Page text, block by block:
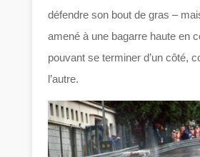
défendre son bout de gras –
amené à une bagarre haute en
pouvant se terminer d’un côté,
l’autre.